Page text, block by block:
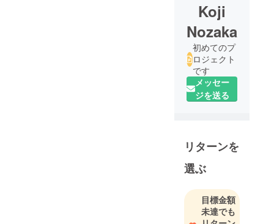
Koji
Nozaka
初めてのプ
ロジェクト
です
メッセー
ジを送る
リターンを
選ぶ
目標金額
未達でも